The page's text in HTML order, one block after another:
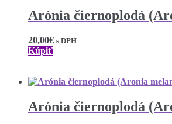
Arónia čiernoplodá
20,00€ s DPH
Kúpiť
Arónia čiernoplodá